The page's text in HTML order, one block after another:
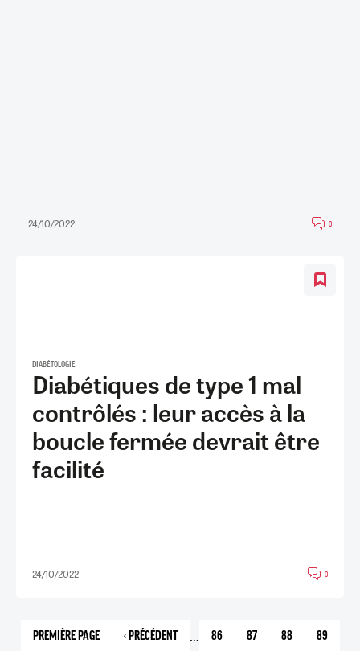
24/10/2022 0
DIABÉTOLOGIE
Diabétiques de type 1 mal
contrôlés : leur accès à la
boucle fermée devrait être
facilité
24/10/2022 0
PREMIÈRE PAGE
1
PAGE
‹ PRÉCÉDENT … PAGE
86 PAGE
87 PAGE
88 PAGE
89